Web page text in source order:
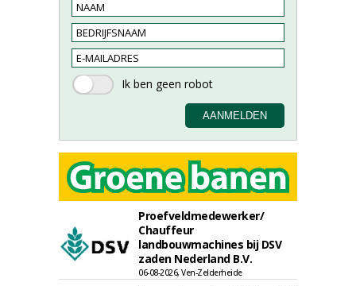
Proefveldmedewerker/
Chauffeur
landbouwmachines bij DSV
zaden Nederland B.V.
06-08-2026, Ven-Zelderheide